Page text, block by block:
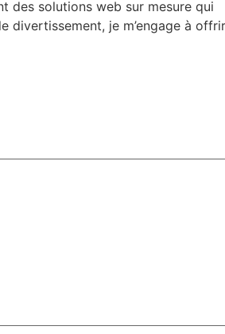
des solutions web sur mesure qui
divertissement, je m’engage à